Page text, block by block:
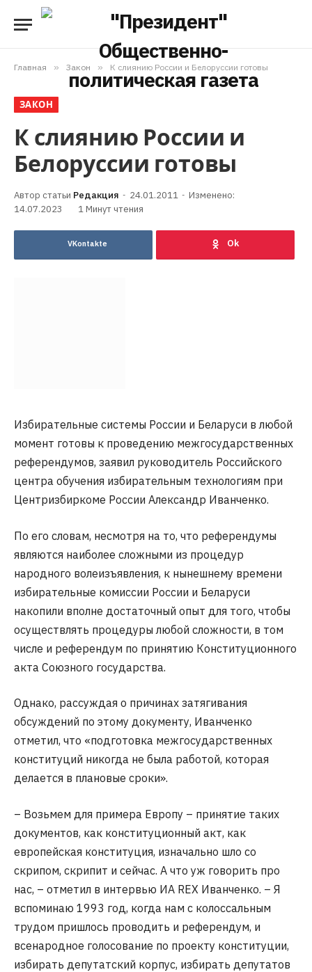
Главная » Закон » К слиянию России и Белоруссии готовы
ЗАКОН
К слиянию России и
Белоруссии готовы
Редакция 24.01.2011
Изменено:
14.07.2023
1 Минут чтения
VKontakte
Избирательные системы России и Беларуси в любой
момент готовы к проведению межгосударственных
референдумов, заявил руководитель Российского
центра обучения избирательным технологиям при
Центризбиркоме России Александр Иванченко.
По его словам, несмотря на то, что референдумы
являются наиболее сложными из процедур
народного волеизъявления, к нынешнему времени
избирательные комиссии России и Беларуси
накопили вполне достаточный опыт для того, чтобы
осуществлять процедуры любой сложности, в том
числе и референдум по принятию Конституционного
акта Союзного государства.
Однако, рассуждая о причинах затягивания
обсуждений по этому документу, Иванченко
отметил, что «подготовка межгосударственных
конституций никогда не была работой, которая
делается в плановые сроки».
– Возьмем для примера Европу – принятие таких
документов, как конституционный акт, как
европейская конституция, изначально шло со
скрипом, скрипит и сейчас. А что уж говорить про
нас, – отметил в интервью ИА REX Иванченко. – Я
вспоминаю 1993 год, когда нам с колоссальным
трудом пришлось проводить и референдум, и
всенародное голосование по проекту конституции,
избирать депутатский корпус, избирать депутатов